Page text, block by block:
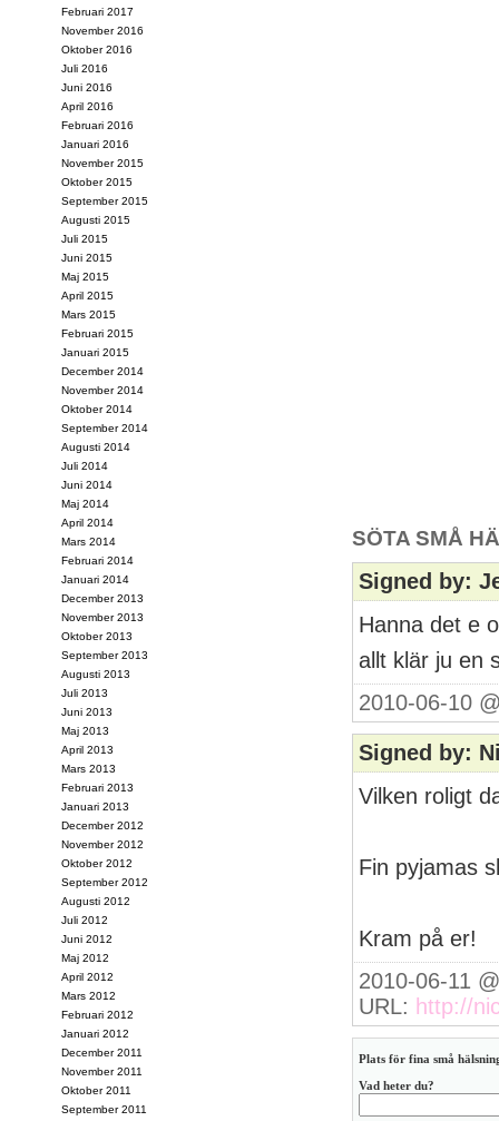
SÖTA SMÅ
Signed by:
Hanna det e
allt klär ju en
2010-06-10
Signed by:
Vilken roligt
Fin pyjamas
Kram på er!
2010-06-11
URL: http://
Plats för fina små
Vad heter du?
Februari 2017
November 2016
Oktober 2016
Juli 2016
Juni 2016
April 2016
Februari 2016
Januari 2016
November 2015
Oktober 2015
September 2015
Augusti 2015
Juli 2015
Juni 2015
Maj 2015
April 2015
Mars 2015
Februari 2015
Januari 2015
December 2014
November 2014
Oktober 2014
September 2014
Augusti 2014
Juli 2014
Juni 2014
Maj 2014
April 2014
Mars 2014
Februari 2014
Januari 2014
December 2013
November 2013
Oktober 2013
September 2013
Augusti 2013
Juli 2013
Juni 2013
Maj 2013
April 2013
Mars 2013
Februari 2013
Januari 2013
December 2012
November 2012
Oktober 2012
September 2012
Augusti 2012
Juli 2012
Juni 2012
Maj 2012
April 2012
Mars 2012
Februari 2012
Januari 2012
December 2011
November 2011
Oktober 2011
September 2011